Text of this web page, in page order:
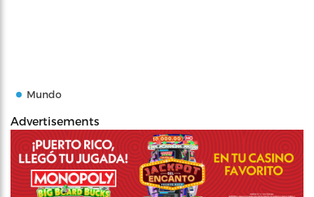
Mundo
Advertisements